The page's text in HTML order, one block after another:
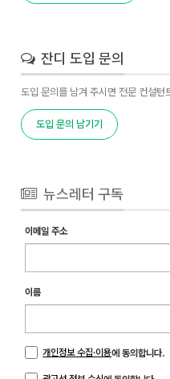
잔디 도입 문의
도입 문의를 남겨 주시면 전문 컨설
도입 문의 남기기
뉴스레터 구독
이메일 주소
이름
개인정보 수집·이용에 동의합니다.